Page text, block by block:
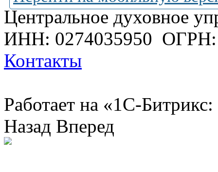
Центральное духовное
ИНН: 0274035950 ОГРН:
Контакты
Работает на «1С-
Назад Вперед